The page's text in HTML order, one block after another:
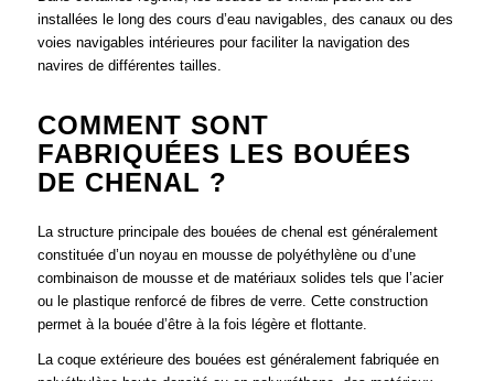
installées le long des cours d’eau navigables, des canaux ou des
voies navigables intérieures pour faciliter la navigation des
navires de différentes tailles.
COMMENT SONT
FABRIQUÉES LES BOUÉES
DE CHENAL ?
La structure principale des bouées de chenal est généralement
constituée d’un noyau en mousse de polyéthylène ou d’une
combinaison de mousse et de matériaux solides tels que l’acier
ou le plastique renforcé de fibres de verre. Cette construction
permet à la bouée d’être à la fois légère et flottante.
La coque extérieure des bouées est généralement fabriquée en